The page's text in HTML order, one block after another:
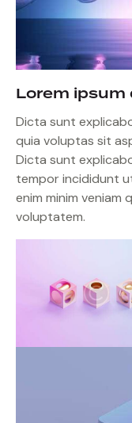
Lorem ipsum
Dicta sunt
quia voluptas sit
Dicta sunt
tempor incididunt
enim minim
voluptatem.